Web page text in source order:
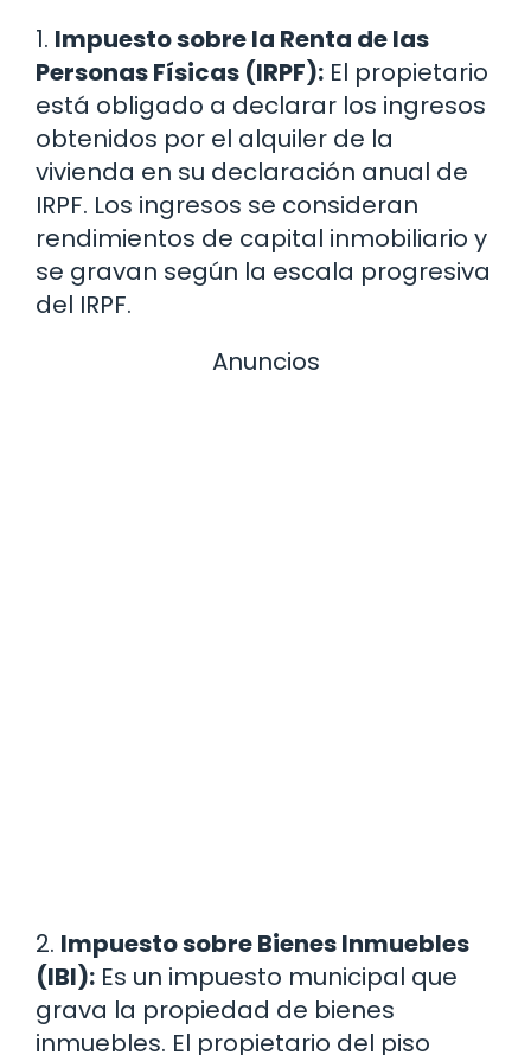
1. Impuesto sobre la Renta de las
Personas Físicas (IRPF): El propietario
está obligado a declarar los ingresos
obtenidos por el alquiler de la
vivienda en su declaración anual de
IRPF. Los ingresos se consideran
rendimientos de capital inmobiliario y
se gravan según la escala progresiva
del IRPF.
Anuncios
2. Impuesto sobre Bienes Inmuebles
(IBI): Es un impuesto municipal que
grava la propiedad de bienes
inmuebles. El propietario del piso